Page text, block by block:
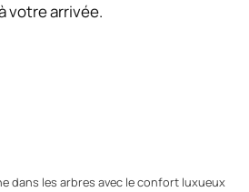
votre arrivée.
dans les arbres avec le confort luxueux